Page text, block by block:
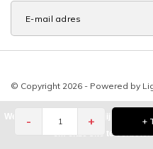
- + +
© Copyright 2026 - Powered by
We houden van cookies, jij ook? we
om onze site te